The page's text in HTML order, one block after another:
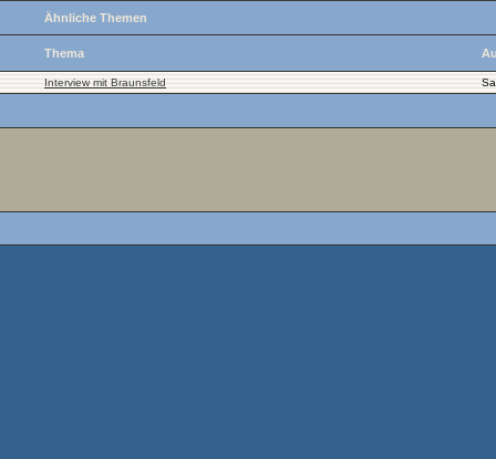
Ähnliche Themen
Thema
Interview mit Braunsfeld